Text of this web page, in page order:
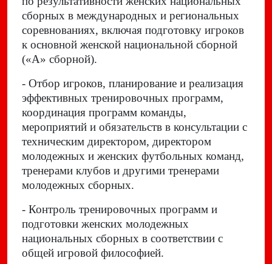
сборных в международных и региональных
соревнованиях, включая подготовку игроков
к основной женской национальной сборной
(«А» сборной).
- Отбор игроков, планирование и реализация
эффективных тренировочных программ,
координация программ команды,
мероприятий и обязательств в консультации с
техническим директором, директором
молодежных и женских футбольных команд,
тренерами клубов и другими тренерами
молодежных сборных.
- Контроль тренировочных программ и
подготовки женских молодежных
национальных сборных в соответствии с
общей игровой философией.